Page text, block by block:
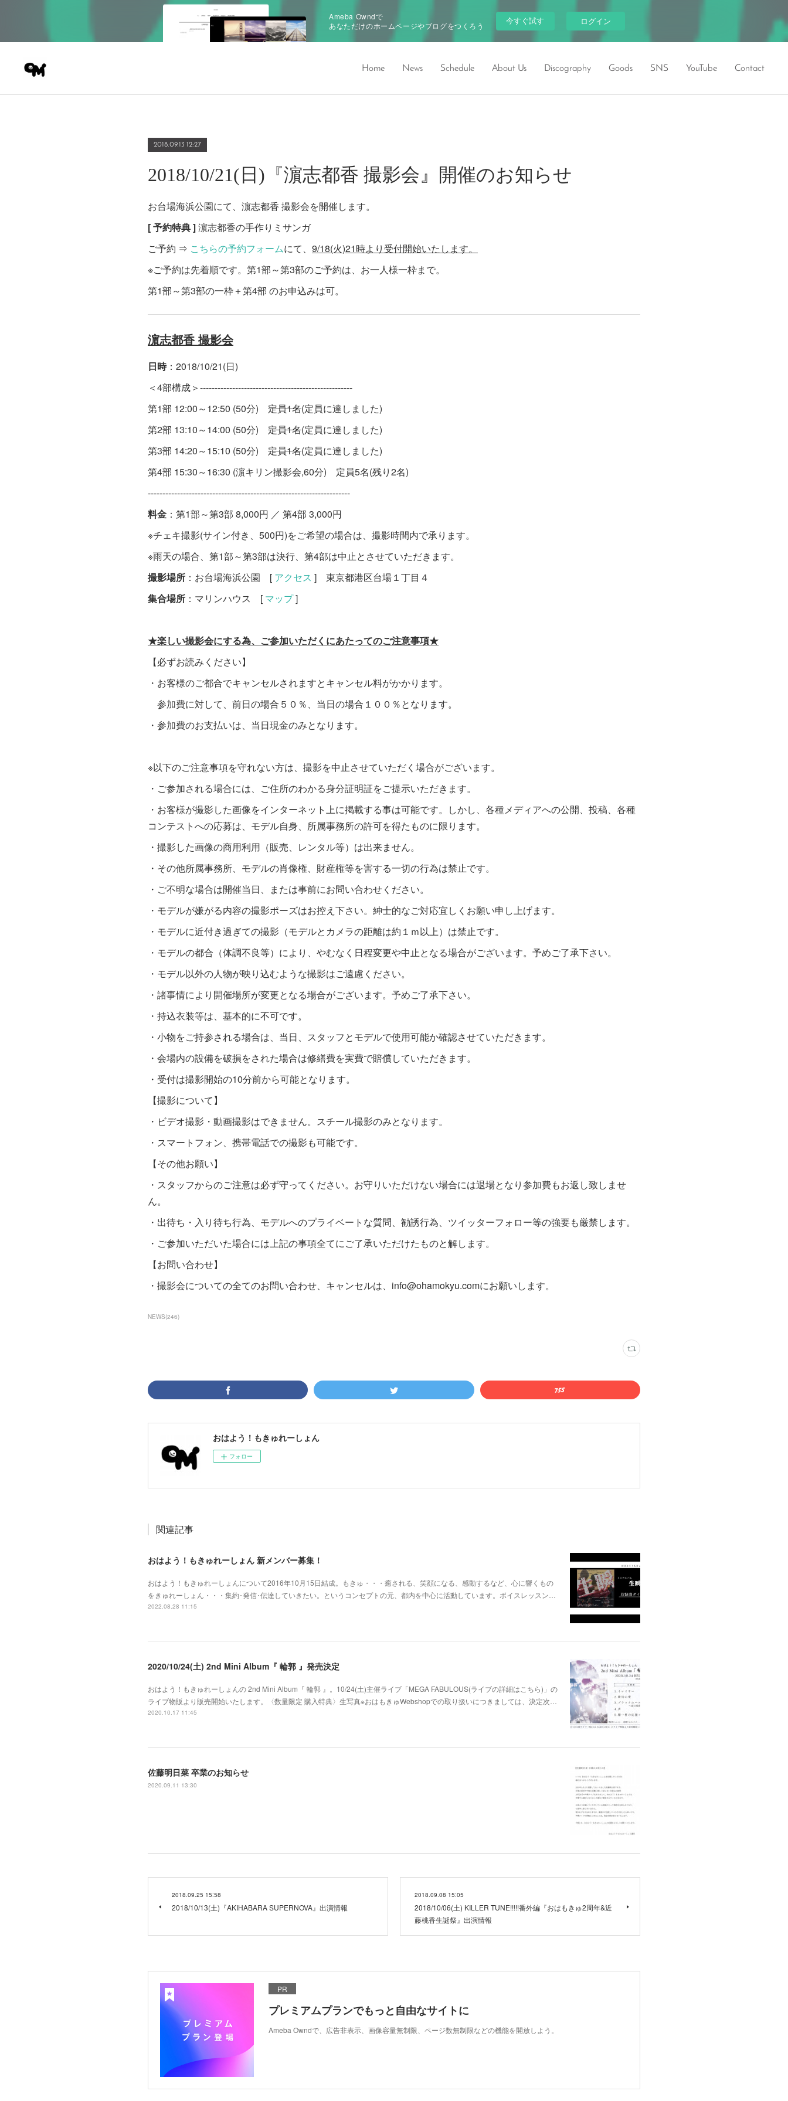
Ameba Owndで
あなただけのホームページやブログをつくろう
今すぐ試す ログイン
Home News Schedule About Us Discography Goods SNS YouTube Contact
2018.09.13 12:27
2018/10/21(日)『濵志都香 撮影会』開催のお知らせ
お台場海浜公園にて、濵志都香 撮影会を開催します。
[ 予約特典 ]濵志都香の手作りミサンガ
ご予約 ⇒ こちらの予約フォームにて、 9/18(火)21時より受付開始いたします。
※ご予約は先着順です。第1部～第3部のご予約は、お一人様一枠まで。
第1部～第3部の一枠＋第4部 のお申込みは可。
濵志都香 撮影会
日時：2018/10/21(日)
＜4部構成＞----------------------------------------------------
第1部 12:00～12:50 (50分) 定員1名(定員に達しました)
第2部 13:10～14:00 (50分) 定員1名(定員に達しました)
第3部 14:20～15:10 (50分) 定員1名(定員に達しました)
第4部 15:30～16:30 (濵キリン撮影会,60分) 定員5名(残り2名)
---------------------------------------------------------------------
料金 ：第1部～第3部 8,000円 ／ 第4部 3,000円
※チェキ撮影(サイン付き、500円)をご希望の場合は、撮影時間内で承ります。
※雨天の場合、第1部～第3部は決行、第4部は中止とさせていただきます。
撮影場所 ：お台場海浜公園 [ アクセス ] 東京都港区台場１丁目４
集合場所 ：マリンハウス [ マップ]
★楽しい撮影会にする為、ご参加いただくにあたってのご注意事項★
【必ずお読みください】
・お客様のご都合でキャンセルされますとキャンセル料がかかります。
参加費に対して、前日の場合５０％、当日の場合１００％となります。
・参加費のお支払いは、当日現金のみとなります。
※以下のご注意事項を守れない方は、撮影を中止させていただく場合がございます。
・ご参加される場合には、ご住所のわかる身分証明証をご提示いただきます。
・お客様が撮影した画像をインターネット上に掲載する事は可能です。しかし、各種メディアへの公開、投稿、各種
コンテストへの応募は、モデル自身、所属事務所の許可を得たものに限ります。
・撮影した画像の商用利用（販売、レンタル等）は出来ません。
・その他所属事務所、モデルの肖像権、財産権等を害する一切の行為は禁止です。
・ご不明な場合は開催当日、または事前にお問い合わせください。
・モデルが嫌がる内容の撮影ポーズはお控え下さい。紳士的なご対応宜しくお願い申し上げます。
・モデルに近付き過ぎての撮影（モデルとカメラの距離は約１ｍ以上）は禁止です。
・モデルの都合（体調不良等）により、やむなく日程変更や中止となる場合がございます。予めご了承下さい。
・モデル以外の人物が映り込むような撮影はご遠慮ください。
・諸事情により開催場所が変更となる場合がございます。予めご了承下さい。
・持込衣装等は、基本的に不可です。
・小物をご持参される場合は、当日、スタッフとモデルで使用可能か確認させていただきます。
・会場内の設備を破損をされた場合は修繕費を実費で賠償していただきます。
・受付は撮影開始の10分前から可能となります。
【撮影について】
・ビデオ撮影・動画撮影はできません。スチール撮影のみとなります。
・スマートフォン、携帯電話での撮影も可能です。
【その他お願い】
・スタッフからのご注意は必ず守ってください。お守りいただけない場合には退場となり参加費もお返し致しませ
ん。
・出待ち・入り待ち行為、モデルへのプライベートな質問、勧誘行為、ツイッターフォロー等の強要も厳禁します。
・ご参加いただいた場合には上記の事項全てにご了承いただけたものと解します。
【お問い合わせ】
・撮影会についての全てのお問い合わせ、キャンセルは、info@ohamokyu.comにお願いします。
NEWS(246)
おはよう！もきゅれーしょん
フォロー
関連記事
おはよう！もきゅれーしょん 新メンバー募集！
おはよう！もきゅれーしょんについて2016年10月15日結成。もきゅ・・・癒される、笑顔になる、感動するなど、心に響くもの
をきゅれーしょん・・・集約･発信･伝達していきたい。というコンセプトの元、都内を中心に活動しています。ボイスレッスン…
2022.08.28 11:15
2020/10/24(土) 2nd Mini Album『 輪郭 』発売決定
おはよう！もきゅれーしょんの 2nd Mini Album『 輪郭 』。10/24(土)主催ライブ「MEGA FABULOUS(ライブの詳細はこちら)」の
ライブ物販より販売開始いたします。〈数量限定 購入特典〉生写真※おはもきゅWebshopでの取り扱いにつきましては、決定次…
2020.10.17 11:45
佐藤明日菜 卒業のお知らせ
2020.09.11 13:30
2018.09.25 15:58
2018/10/13(土)『AKIHABARA SUPERNOVA』出演情報
2018.09.08 15:05
2018/10/06(土) KILLER TUNE!!!!!番外編『おはもきゅ2周年&近
藤桃香生誕祭』出演情報
PR
プレミアムプランでもっと自由なサイトに
Ameba Owndで、広告非表示、画像容量無制限、ページ数無制限などの機能を開放しよう。